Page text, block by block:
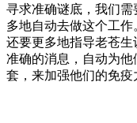
寻求准确谜底，我们
多地自动去做这个工
还要更多地指导老苍生
准确的消息，自动为
套，来加强他们的免疫